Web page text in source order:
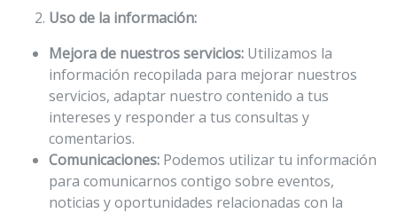
Uso de la información:
Mejora de nuestros servicios: Utilizamos la
información recopilada para mejorar nuestros
servicios, adaptar nuestro contenido a tus
intereses y responder a tus consultas y
comentarios.
Comunicaciones: Podemos utilizar tu información
para comunicarnos contigo sobre eventos,
noticias y oportunidades relacionadas con la